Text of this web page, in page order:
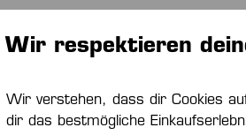
Wir respektieren
Wir verstehen, dass dir Cookies
dir das bestmögliche